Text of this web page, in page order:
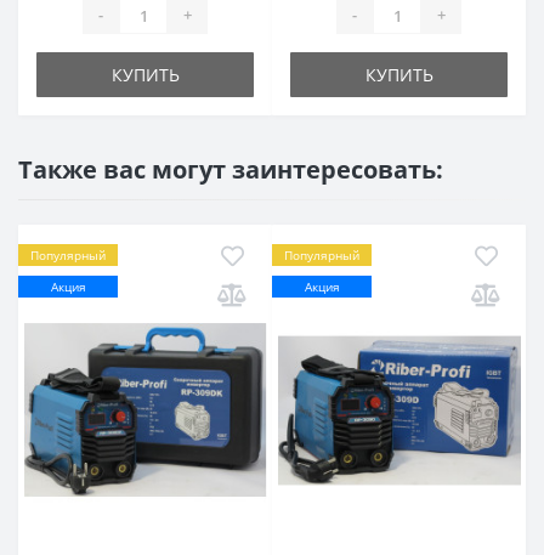
- +
КУПИТЬ
- +
КУПИТЬ
Также вас могут заинтересовать:
Популярный
Акция
Популярный
Акция